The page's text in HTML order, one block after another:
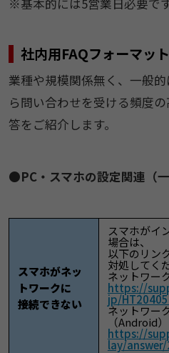
※基本的には5営業日必要です
社内用FAQフォーマット
業種や規模関係無く、一般
ら問い合わせを受ける頻度
答をご紹介します。
●PC・スマホの設定関連（一
スマホがネッ
トワークに
接続できない
スマホがイ
場合は、
以下のリン
対処してく
ネットワー
https://
jp/
ネットワー
（Android）
https://
lay/